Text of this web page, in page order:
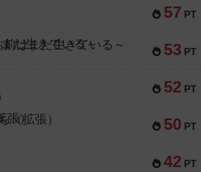
57 PT
53 PT
はまだ生きている～
52 PT
50 PT
（拡張）
42 PT